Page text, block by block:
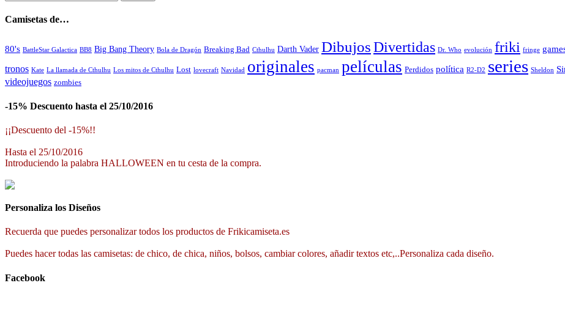
Camisetas de…
80's BattleStar Galactica BB8 Big Bang Theory Bola de Dragón Breaking Bad Cthulhu Darth Vader DibujosDivertidas Dr. Who evolución friki fringe
tronos Kate La llamada de Cthulhu Los mitos de Cthulhu Lost lovecraft Navidad originales pacman películas Perdidos política R2-D2 series Sheldon
videojuegos zombies
-15% Descuento hasta el 25/10/2016
¡¡Descuento del -15%!!
Hasta el 25/10/2016
Introduciendo la palabra HALLOWEEN en tu cesta de la compra.
Personaliza los Diseños
Recuerda que puedes personalizar todos los productos de Frikicamiseta.es
Puedes hacer todas las camisetas: de chico, de chica, niños, bolsos, cambiar colores, añadir textos etc,..Personaliza cada diseño.
Facebook